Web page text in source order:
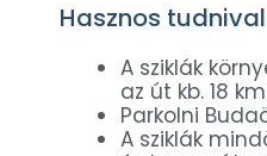
Hasznos
A sziklák
az út kb. 18
Parkolni
A sziklák